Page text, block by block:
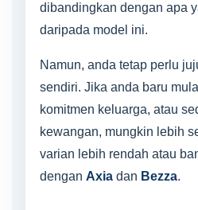
dibandingkan dengan apa
daripada model ini.
Namun, anda tetap perlu
sendiri. Jika anda baru
komitmen keluarga, atau
kewangan, mungkin lebih
varian lebih rendah atau
dengan Axia dan Bezza.